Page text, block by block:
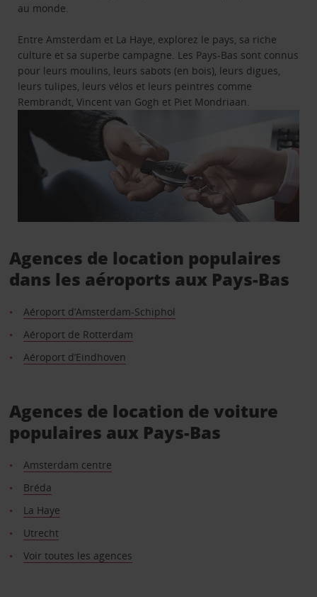
au monde.
Entre Amsterdam et La Haye, explorez le pays, sa riche
culture et sa superbe campagne. Les Pays-Bas sont connus
pour leurs moulins, leurs sabots (en bois), leurs digues,
leurs tulipes, leurs vélos et leurs peintres comme
Rembrandt, Vincent van Gogh et Piet Mondriaan.
Agences de location populaires
dans les aéroports aux Pays-Bas
Aéroport d’Amsterdam-Schiphol
Aéroport de Rotterdam
Aéroport d’Eindhoven
Agences de location de voiture
populaires aux Pays-Bas
Amsterdam centre
Bréda
La Haye
Utrecht
Voir toutes les agences